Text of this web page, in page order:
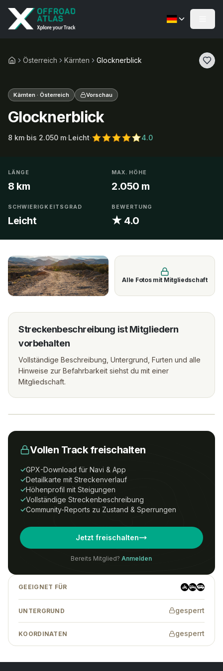
Österreich Kärnten Glocknerblick
Kärnten · Österreich Vorschau
Glocknerblick
8 km·bis 2.050 m·Leicht· 4.0
LÄNGE
8 km
MAX. HÖHE
2.050 m
SCHWIERIGKEITSGRAD
Leicht
BEWERTUNG
★ 4.0
Alle Fotos mit Mitgliedschaft
Streckenbeschreibung ist Mitgliedern
vorbehalten
Vollständige Beschreibung, Untergrund, Furten und alle
Hinweise zur Befahrbarkeit siehst du mit einer
Mitgliedschaft.
Um Zugriff auf diesen Track zu erhalten,
Access Abonnement.
Preise Anmelden Registrieren
auch ohne Abonnement auf den Track
zugreifen.
Vollen Track freischalten
✓GPX-Download für Navi & App
✓Detailkarte mit Streckenverlauf
✓Höhenprofil mit Steigungen
✓Vollständige Streckenbeschreibung
✓Community-Reports zu Zustand & Sperrungen
Jetzt freischalten
Bereits Mitglied? Anmelden
GEEIGNET FÜR
UNTERGRUND gesperrt
KOORDINATEN gesperrt